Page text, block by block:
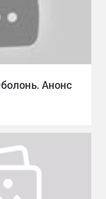
Анонс